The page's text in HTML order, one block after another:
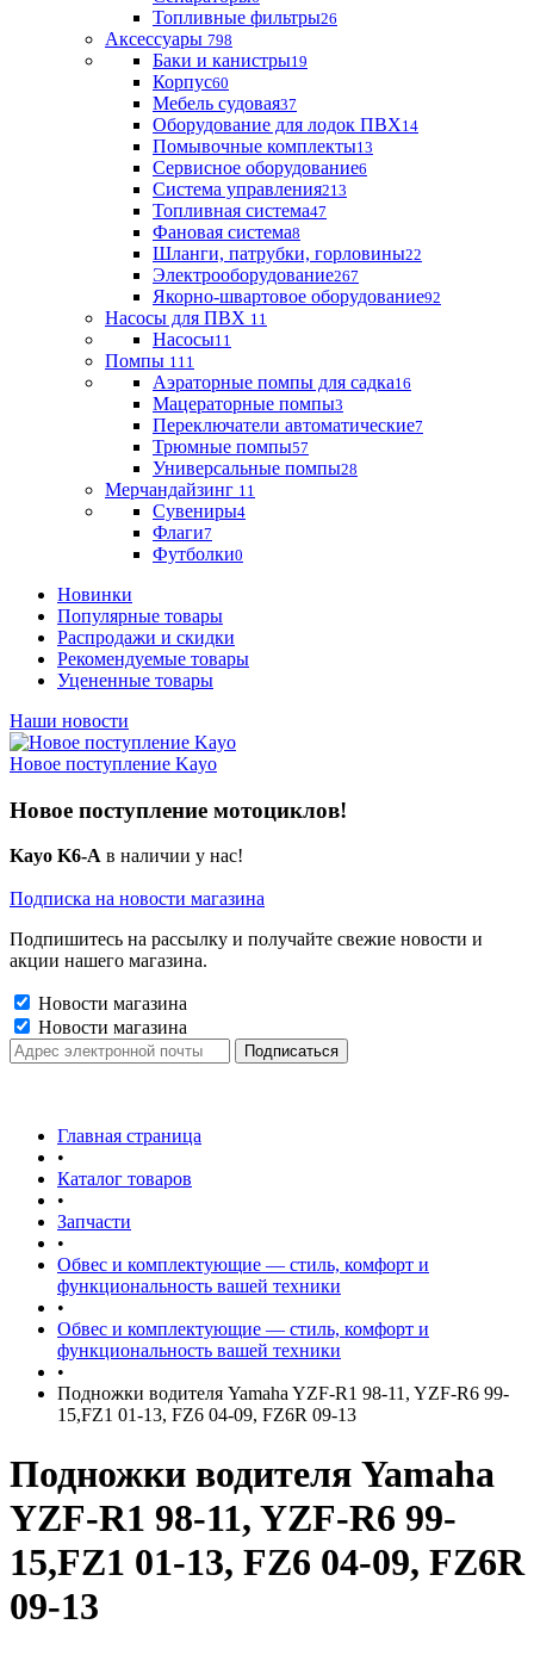
Топливные фильтры26
Аксессуары 798
Баки и канистры19
Корпус60
Мебель судовая37
Оборудование для лодок ПВХ14
Помывочные комплекты13
Сервисное оборудование6
Система управления213
Топливная система47
Фановая система8
Шланги, патрубки, горловины22
Электрооборудование267
Якорно-швартовое оборудование92
Насосы для ПВХ 11
Насосы11
Помпы 111
Аэраторные помпы для садка16
Мацераторные помпы3
Переключатели автоматические7
Трюмные помпы57
Универсальные помпы28
Мерчандайзинг 11
Сувениры4
Флаги7
Футболки0
Новинки
Популярные товары
Распродажи и скидки
Рекомендуемые товары
Уцененные товары
Наши новости
Новое поступление Kayo
Новое поступление мотоциклов!
Kayo K6-A в наличии у нас!
Подписка на новости магазина
Подпишитесь на рассылку и получайте свежие новости и
акции нашего магазина.
Новости магазина
Новости магазина
Главная страница
•
Каталог товаров
•
Запчасти
•
Обвес и комплектующие — стиль, комфорт и
функциональность вашей техники
•
Обвес и комплектующие — стиль, комфорт и
функциональность вашей техники
•
Подножки водителя Yamaha YZF-R1 98-11, YZF-R6 99-
15,FZ1 01-13, FZ6 04-09, FZ6R 09-13
Подножки водителя Yamaha
YZF-R1 98-11, YZF-R6 99-
15,FZ1 01-13, FZ6 04-09, FZ6R
09-13